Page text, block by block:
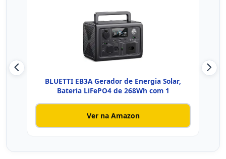
BLUETTI EB3A Gerador de Energia Solar,
Bateria LiFePO4 de 268Wh com 1
Ver na Amazon